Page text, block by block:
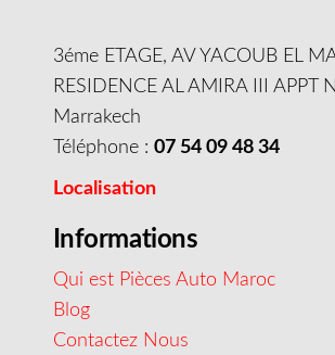
3éme ETAGE, AV YACOUB EL
RESIDENCE AL AMIRA III APPT
Marrakech
Téléphone : 07 54 09 48 34
Localisation
Informations
Qui est Pièces Auto Maroc
Blog
Contactez Nous